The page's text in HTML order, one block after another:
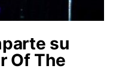
su
Of The